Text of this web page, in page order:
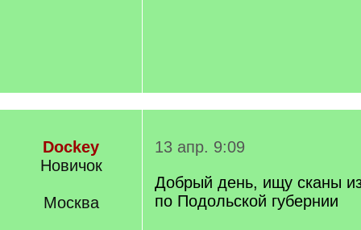
Dockey
Новичок
Москва
13 апр. 9:09
Добрый день, ищу сканы из
по Подольской губернии